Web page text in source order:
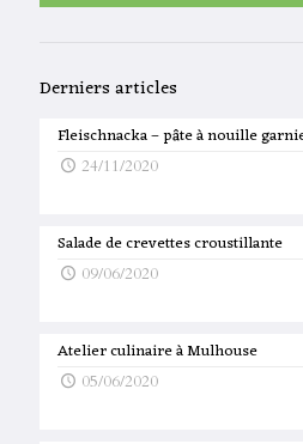
Derniers articles
Fleischnacka – pâte à nouille
24/11/2020
Salade de crevettes croustillante
09/06/2020
Atelier culinaire à Mulhouse
05/06/2020